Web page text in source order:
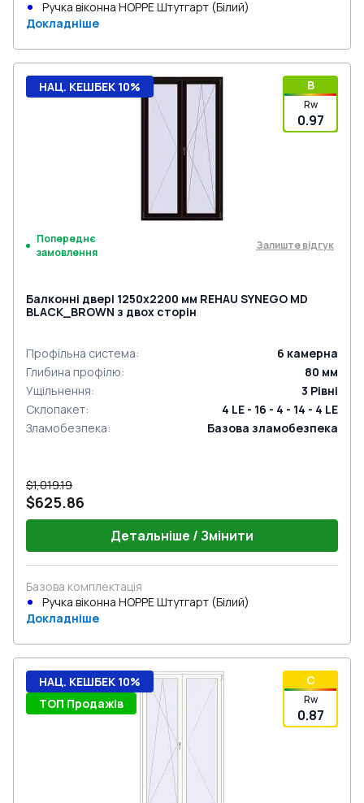
Ручка віконна HOPPE Штутгарт (Білий)
Докладніше
B
Rw
0.97
НАЦ. КЕШБЕК 10%
Попереднє
замовлення
Залиште відгук
Балконні двері 1250x2200 мм REHAU SYNEGO MD
BLACK_BROWN з двох сторін
Профільна система: 6 камерна
Глибина профілю: 80 мм
Ущільнення: 3 Рівні
Склопакет:
4 LE - 16 - 4 - 14 - 4 LE
Зламобезпека: Базова зламобезпека
$1,019.19
$625.86
Детальніше / Змінити
Базова комплектація
Ручка віконна HOPPE Штутгарт (Білий)
Докладніше
C
Rw
0.87
НАЦ. КЕШБЕК 10%
ТОП Продажів